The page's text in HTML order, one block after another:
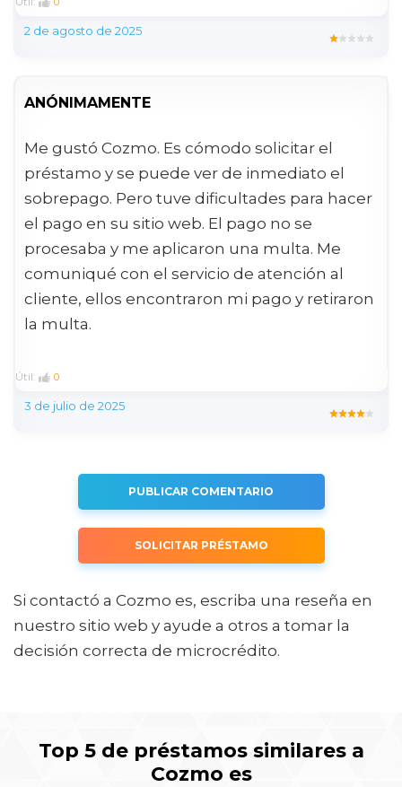
2 de agosto de 2025
ANÓNIMAMENTE
Me gustó Cozmo. Es cómodo solicitar el
préstamo y se puede ver de inmediato el
sobrepago. Pero tuve dificultades para hacer
el pago en su sitio web. El pago no se
procesaba y me aplicaron una multa. Me
comuniqué con el servicio de atención al
cliente, ellos encontraron mi pago y retiraron
la multa.
Útil: 0
3 de julio de 2025
PUBLICAR COMENTARIO
SOLICITAR PRÉSTAMO
Si contactó a Cozmo es, escriba una reseña en
nuestro sitio web y ayude a otros a tomar la
decisión correcta de microcrédito.
Top 5 de préstamos similares a
Cozmo es